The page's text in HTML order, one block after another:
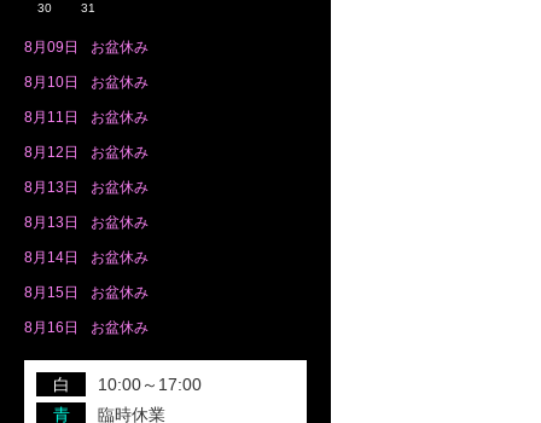
30
31
8月 09日 お盆休み
8月 10日 お盆休み
8月 11日 お盆休み
8月 12日 お盆休み
8月 13日 お盆休み
8月 13日 お盆休み
8月 14日 お盆休み
8月 15日 お盆休み
8月 16日 お盆休み
白
10:00～17:00
青
臨時休業